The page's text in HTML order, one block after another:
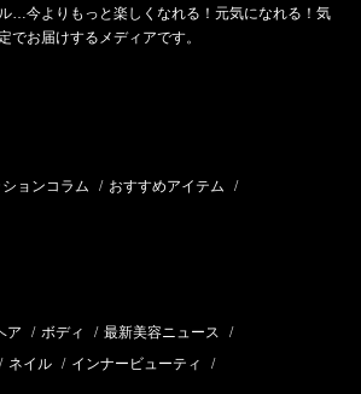
…今よりもっと楽しくなれる！元気になれる！気
でお届けするメディアです。
ョンコラム / おすすめアイテム /
ア / ボディ / 最新美容ニュース /
/ ネイル / インナービューティ /